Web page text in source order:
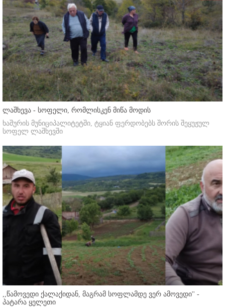
ლაშხევა - სოფელი, რომლისკენ მიწა მოდის
ხაშურის მუნიციპალიტეტში, ტყიან ფერდობებს შორის შეყუჟულ
სოფელ ლაშხევში
,,წამოვედი ქალაქიდან, მაგრამ სოფლამდე ვერ ამოვედი'' -
პატარა ყელეთი